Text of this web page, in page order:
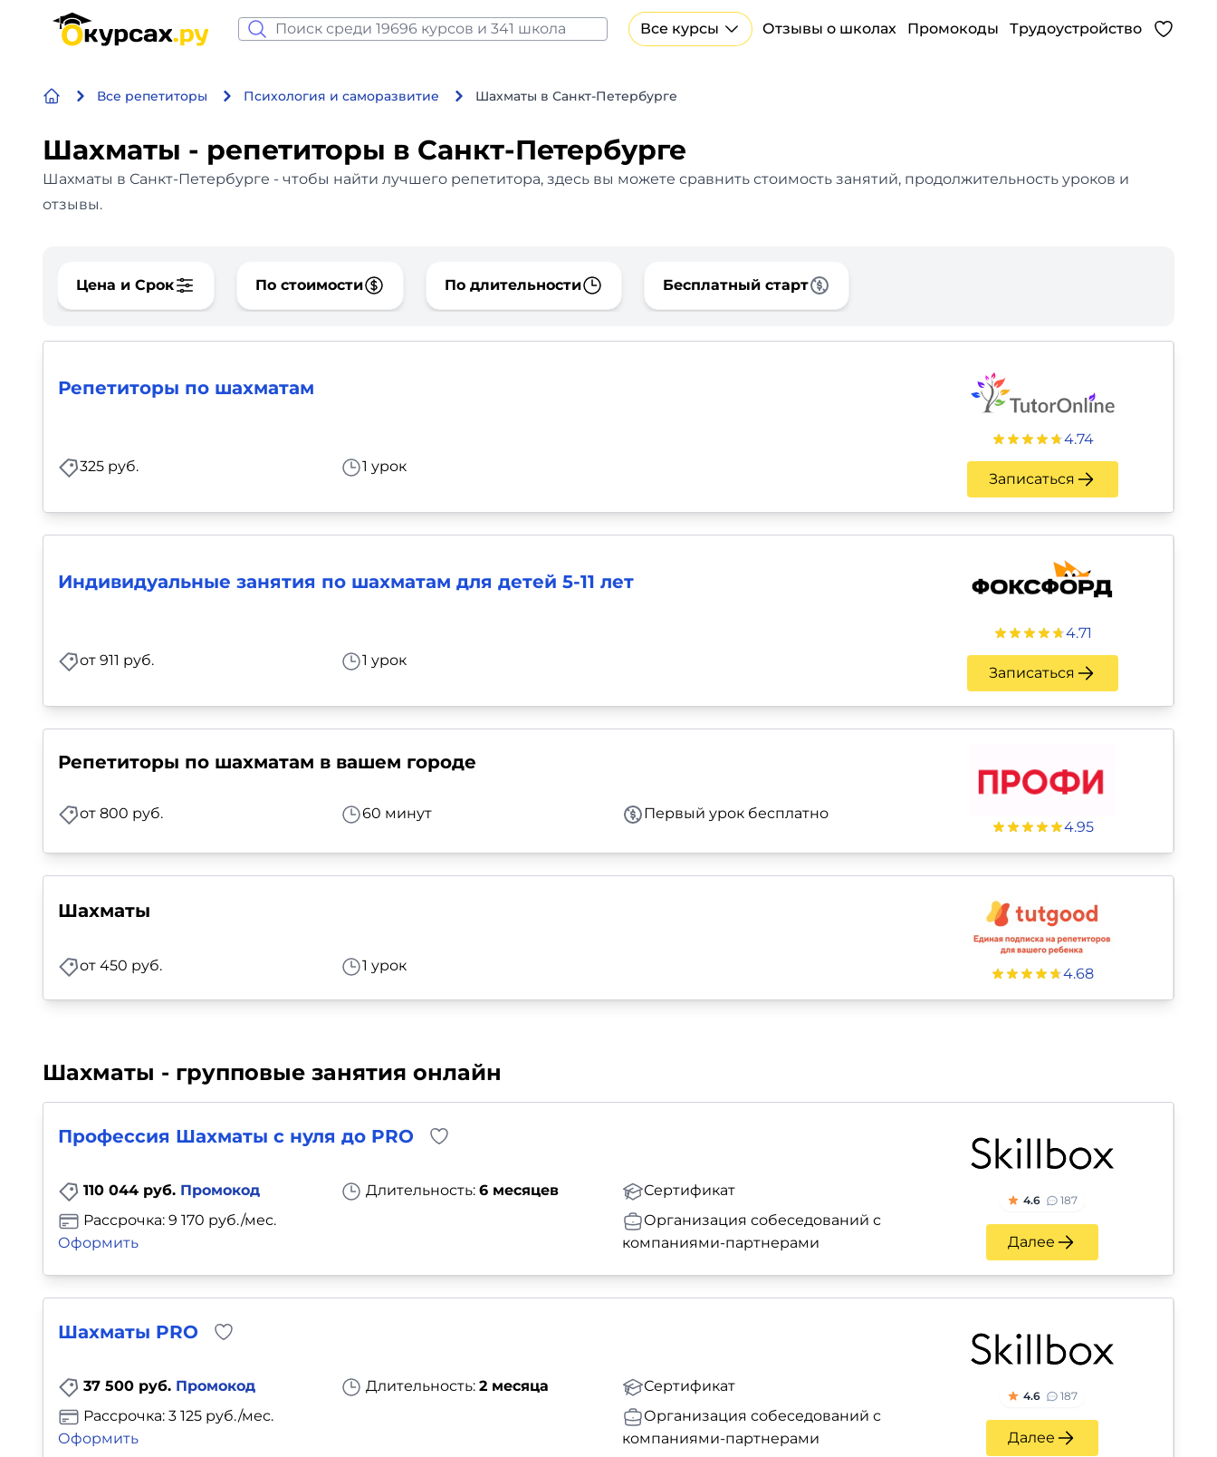
Все курсы Отзывы о школах Промокоды Трудоустройство
Все репетиторы Психология и саморазвитие Шахматы в Санкт-Петербурге
Шахматы - репетиторы в Санкт-Петербурге
Шахматы в Санкт-Петербурге - чтобы найти лучшего репетитора, здесь вы можете сравнить стоимость занятий, продолжительность уроков и
отзывы.
Цена и Срок По стоимости По длительности Бесплатный старт
Репетиторы по шахматам
325 руб. 1 урок
4.74
Записаться
Индивидуальные занятия по шахматам для детей 5-11 лет
от 911 руб. 1 урок
4.71
Записаться
Репетиторы по шахматам в вашем городе
от 800 руб. 60 минут Первый урок бесплатно
4.95
Шахматы
от 450 руб. 1 урок 4.68
Шахматы - групповые занятия онлайн
Профессия Шахматы с нуля до PRO
110 044 руб. Промокод Длительность: 6 месяцев
Сертификат
Рассрочка: 9 170 руб./мес.
Оформить
Организация собеседований с
компаниями-партнерами
4.6 187
Далее
Шахматы PRO
37 500 руб. Промокод Длительность: 2 месяца
Сертификат
Рассрочка: 3 125 руб./мес.
Оформить
Организация собеседований с
компаниями-партнерами
4.6 187
Далее
Программирование
Бизнес и финансы
Дизайн
Видео, фото, аудио
Маркетинг
Иностранный язык
Красота, здоровье, фитнес
Психология и саморазвитие
Прочее
Тесты на профориентацию
Курсы по нейросетям